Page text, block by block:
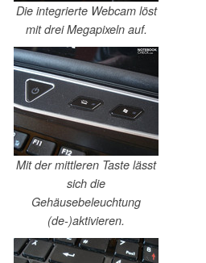
Die integrierte Webcam löst
mit drei Megapixeln auf.
Mit der mittleren Taste lässt
sich die
Gehäusebeleuchtung
(de-)aktivieren.